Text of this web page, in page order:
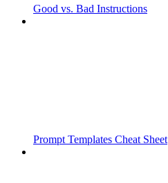
Good vs. Bad Instructions
Prompt Templates Cheat Sheet